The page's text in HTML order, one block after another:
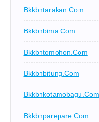
Bkkbntarakan.com
Bkkbnbima.com
Bkkbntomohon.com
Bkkbnbitung.com
Bkkbnkotamobagu.com
Bkkbnparepare.com